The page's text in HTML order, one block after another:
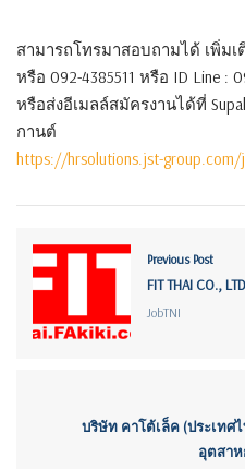
สามารถโทรมาสอบถามได้ เพิ่ม
หรือ 092-4385511 หรือ ID Line :
หรือส่งอีเมลล์สมัครงานได้ที่
กานต์
https://hrsolutions.jst-group.com/
Previous Post
FIT THAI CO.,
JobTNI
บริษัท คาโต้เล็ค (ประเทศ
อุตสา